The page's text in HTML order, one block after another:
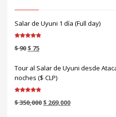
Salar de Uyuni 1 día (Full day)
5.00de 5
$90$ 75
Tour al Salar de Uyuni desde
noches ($ CLP)
5.00de 5
$350,000$ 269,000